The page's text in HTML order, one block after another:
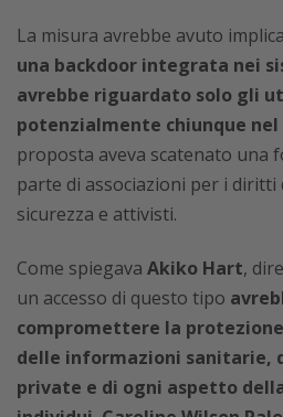
La misura avrebbe avuto
una backdoor integrata nei
avrebbe riguardato solo gli
potenzialmente chiunque nel
proposta aveva scatenato una
parte di associazioni per i
sicurezza e attivisti.
Come spiegava Akiko Hart,
un accesso di questo tipo
compromettere la
delle informazioni sanitarie,
private e di ogni aspetto